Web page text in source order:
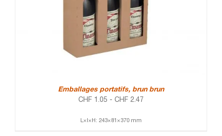
Emballages portatifs, brun brun
CHF 1.05 - CHF 2.47
L×l×H: 243×81×370 mm